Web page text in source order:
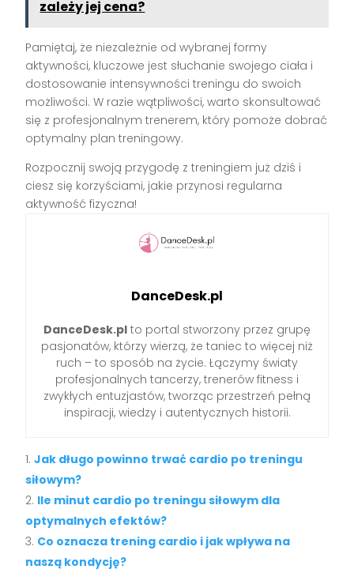
zależy jej cena?
Pamiętaj, że niezależnie od wybranej formy
aktywności, kluczowe jest słuchanie swojego ciała i
dostosowanie intensywności treningu do swoich
możliwości. W razie wątpliwości, warto skonsultować
się z profesjonalnym trenerem, który pomoże dobrać
optymalny plan treningowy.
Rozpocznij swoją przygodę z treningiem już dziś i
ciesz się korzyściami, jakie przynosi regularna
aktywność fizyczna!
DanceDesk.pl
DanceDesk.pl to portal stworzony przez grupę
pasjonatów, którzy wierzą, że taniec to więcej niż
ruch – to sposób na życie. Łączymy światy
profesjonalnych tancerzy, trenerów fitness i
zwykłych entuzjastów, tworząc przestrzeń pełną
inspiracji, wiedzy i autentycznych historii.
Jak długo powinno trwać cardio po treningu
siłowym?
Ile minut cardio po treningu siłowym dla
optymalnych efektów?
Co oznacza trening cardio i jak wpływa na
naszą kondycję?